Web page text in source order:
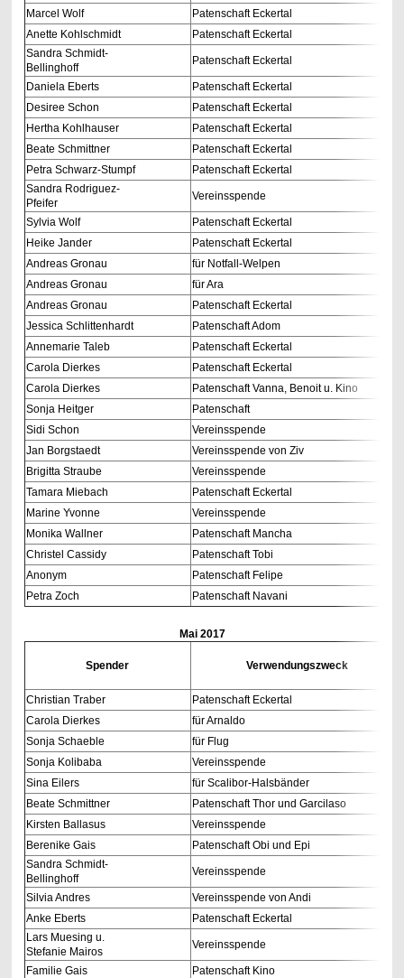
Marcel Wolf
Patenschaft Eckertal
Anette Kohlschmidt
Patenschaft Eckertal
Sandra Schmidt-
Bellinghoff
Patenschaft Eckertal
Daniela Eberts
Patenschaft Eckertal
Desiree Schon
Patenschaft Eckertal
Hertha Kohlhauser
Patenschaft Eckertal
Beate Schmittner
Patenschaft Eckertal
Petra Schwarz-Stumpf
Patenschaft Eckertal
Sandra Rodriguez-
Pfeifer
Vereinsspende
Sylvia Wolf
Patenschaft Eckertal
Heike Jander
Patenschaft Eckertal
Andreas Gronau
für Notfall-Welpen
Andreas Gronau
für Ara
Andreas Gronau
Patenschaft Eckertal
Jessica Schlittenhardt
Patenschaft Adom
Annemarie Taleb
Patenschaft Eckertal
Carola Dierkes
Patenschaft Eckertal
Carola Dierkes
Patenschaft Vanna, Benoit u. Kino
Sonja Heitger
Patenschaft
Sidi Schon
Vereinsspende
Jan Borgstaedt
Vereinsspende von Ziv
Brigitta Straube
Vereinsspende
Tamara Miebach
Patenschaft Eckertal
Marine Yvonne
Vereinsspende
Monika Wallner
Patenschaft Mancha
Christel Cassidy
Patenschaft Tobi
Anonym
Patenschaft Felipe
Petra Zoch
Patenschaft Navani
Mai 2017
Spender Verwendungszweck
Christian Traber
Patenschaft Eckertal
Carola Dierkes
für Arnaldo
Sonja Schaeble
für Flug
Sonja Kolibaba
Vereinsspende
Sina Eilers
für Scalibor-Halsbänder
Beate Schmittner
Patenschaft Thor und Garcilaso
Kirsten Ballasus
Vereinsspende
Berenike Gais
Patenschaft Obi und Epi
Sandra Schmidt-
Bellinghoff
Vereinsspende
Silvia Andres
Vereinsspende von Andi
Anke Eberts
Patenschaft Eckertal
Lars Muesing u.
Stefanie Mairos
Vereinsspende
Familie Gais
Patenschaft Kino